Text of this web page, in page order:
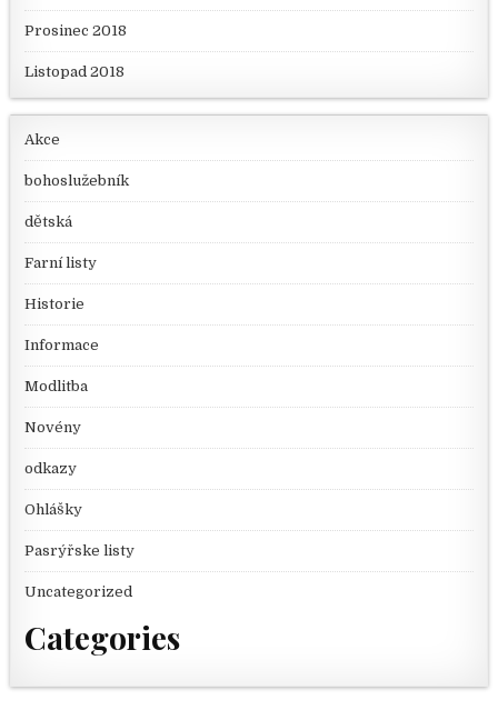
Prosinec 2018
Listopad 2018
Akce
bohoslužebník
dětská
Farní listy
Historie
Informace
Modlitba
Novény
odkazy
Ohlášky
Pasrýřske listy
Uncategorized
Categories